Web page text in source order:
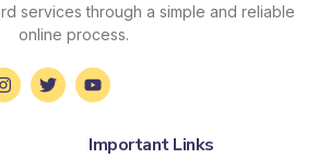
services through a simple and reliable
online process.
Important Links